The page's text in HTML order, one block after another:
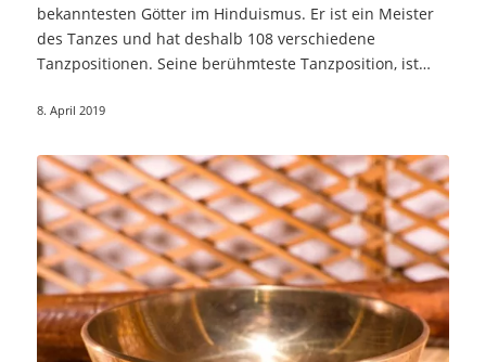
bekanntesten Götter im Hinduismus. Er ist ein Meister
des Tanzes und hat deshalb 108 verschiedene
Tanzpositionen. Seine berühmteste Tanzposition, ist…
8. April 2019